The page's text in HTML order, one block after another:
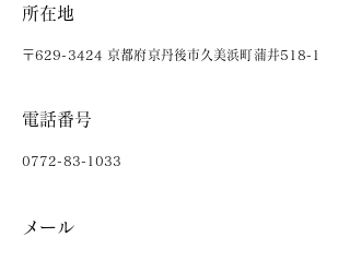
所在地
〒629-3424 京都府京丹後市久美浜町蒲井518-1
電話番号
0772-83-1033
メール